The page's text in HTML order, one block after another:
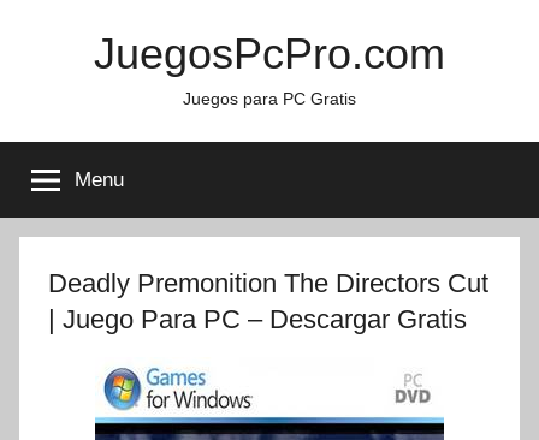
JuegosPcPro.com
Juegos para PC Gratis
Menu
Deadly Premonition The Directors Cut
| Juego Para PC – Descargar Gratis